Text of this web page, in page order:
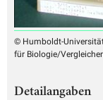
© Humboldt-
für Biologie/
Detailangaben